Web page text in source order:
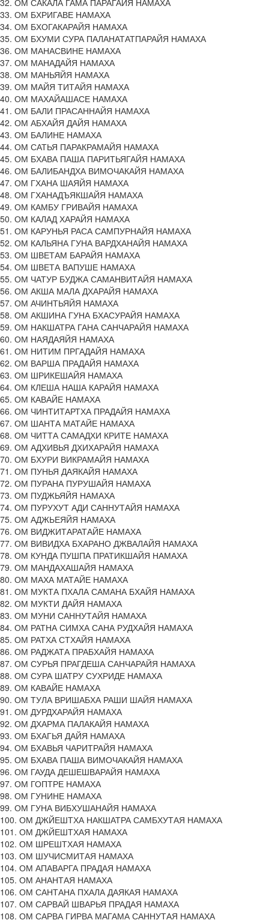
32. ОМ САКАЛА ГАМА ПАРАГАЙЯ НАМАХА
33. ОМ БХРИГАВЕ НАМАХА
34. ОМ БХОГАКАРАЙЯ НАМАХА
35. ОМ БХУМИ СУРА ПАЛАНАТАТПАРАЙЯ НАМАХА
36. ОМ МАНАСВИНЕ НАМАХА
37. ОМ МАНАДАЙЯ НАМАХА
38. ОМ МАНЬЯЙЯ НАМАХА
39. ОМ МАЙЯ ТИТАЙЯ НАМАХА
40. ОМ МАХАЙАШАСЕ НАМАХА
41. ОМ БАЛИ ПРАСАННАЙЯ НАМАХА
42. ОМ АБХАЙЯ ДАЙЯ НАМАХА
43. ОМ БАЛИНЕ НАМАХА
44. ОМ САТЬЯ ПАРАКРАМАЙЯ НАМАХА
45. ОМ БХАВА ПАША ПАРИТЬЯГАЙЯ НАМАХА
46. ОМ БАЛИБАНДХА ВИМОЧАКАЙЯ НАМАХА
47. ОМ ГХАНА ШАЯЙЯ НАМАХА
48. ОМ ГХАНАДЪЯКШАЙЯ НАМАХА
49. ОМ КАМБУ ГРИВАЙЯ НАМАХА
50. ОМ КАЛАД ХАРАЙЯ НАМАХА
51. ОМ КАРУНЬЯ РАСА САМПУРНАЙЯ НАМАХА
52. ОМ КАЛЬЯНА ГУНА ВАРДХАНАЙЯ НАМАХА
53. ОМ ШВЕТАМ БАРАЙЯ НАМАХА
54. ОМ ШВЕТА ВАПУШЕ НАМАХА
55. ОМ ЧАТУР БУДЖА САМАНВИТАЙЯ НАМАХА
56. ОМ АКША МАЛА ДХАРАЙЯ НАМАХА
57. ОМ АЧИНТЬЯЙЯ НАМАХА
58. ОМ АКШИНА ГУНА БХАСУРАЙЯ НАМАХА
59. ОМ НАКШАТРА ГАНА САНЧАРАЙЯ НАМАХА
60. ОМ НАЯДАЯЙЯ НАМАХА
61. ОМ НИТИМ ПРГАДАЙЯ НАМАХА
62. ОМ ВАРША ПРАДАЙЯ НАМАХА
63. ОМ ШРИКЕШАЙЯ НАМАХА
64. ОМ КЛЕША НАША КАРАЙЯ НАМАХА
65. ОМ КАВАЙЕ НАМАХА
66. ОМ ЧИНТИТАРТХА ПРАДАЙЯ НАМАХА
67. ОМ ШАНТА МАТАЙЕ НАМАХА
68. ОМ ЧИТТА САМАДХИ КРИТЕ НАМАХА
69. ОМ АДХИВЬЯ ДХИХАРАЙЯ НАМАХА
70. ОМ БХУРИ ВИКРАМАЙЯ НАМАХА
71. ОМ ПУНЬЯ ДАЯКАЙЯ НАМАХА
72. ОМ ПУРАНА ПУРУШАЙЯ НАМАХА
73. ОМ ПУДЖЬЯЙЯ НАМАХА
74. ОМ ПУРУХУТ АДИ САННУТАЙЯ НАМАХА
75. ОМ АДЖЬЕЯЙЯ НАМАХА
76. ОМ ВИДЖИТАРАТАЙЕ НАМАХА
77. ОМ ВИВИДХА БХАРАНО ДЖВАЛАЙЯ НАМАХА
78. ОМ КУНДА ПУШПА ПРАТИКШАЙЯ НАМАХА
79. ОМ МАНДАХАШАЙЯ НАМАХА
80. ОМ МАХА МАТАЙЕ НАМАХА
81. ОМ МУКТА ПХАЛА САМАНА БХАЙЯ НАМАХА
82. ОМ МУКТИ ДАЙЯ НАМАХА
83. ОМ МУНИ САННУТАЙЯ НАМАХА
84. ОМ РАТНА СИМХА САНА РУДХАЙЯ НАМАХА
85. ОМ РАТХА СТХАЙЯ НАМАХА
86. ОМ РАДЖАТА ПРАБХАЙЯ НАМАХА
87. ОМ СУРЬЯ ПРАГДЕША САНЧАРАЙЯ НАМАХА
88. ОМ СУРА ШАТРУ СУХРИДЕ НАМАХА
89. ОМ КАВАЙЕ НАМАХА
90. ОМ ТУЛА ВРИШАБХА РАШИ ШАЙЯ НАМАХА
91. ОМ ДУРДХАРАЙЯ НАМАХА
92. ОМ ДХАРМА ПАЛАКАЙЯ НАМАХА
93. ОМ БХАГЬЯ ДАЙЯ НАМАХА
94. ОМ БХАВЬЯ ЧАРИТРАЙЯ НАМАХА
95. ОМ БХАВА ПАША ВИМОЧАКАЙЯ НАМАХА
96. ОМ ГАУДА ДЕШЕШВАРАЙЯ НАМАХА
97. ОМ ГОПТРЕ НАМАХА
98. ОМ ГУНИНЕ НАМАХА
99. ОМ ГУНА ВИБХУШАНАЙЯ НАМАХА
100. ОМ ДЖЙЕШТХА НАКШАТРА САМБХУТАЯ НАМАХА
101. ОМ ДЖЙЕШТХАЯ НАМАХА
102. ОМ ШРЕШТХАЯ НАМАХА
103. ОМ ШУЧИСМИТАЯ НАМАХА
104. ОМ АПАВАРГА ПРАДАЯ НАМАХА
105. ОМ АНАНТАЯ НАМАХА
106. ОМ САНТАНА ПХАЛА ДАЯКАЯ НАМАХА
107. ОМ САРВАЙ ШВАРЬЯ ПРАДАЯ НАМАХА
108. ОМ САРВА ГИРВА МАГАМА САННУТАЯ НАМАХА